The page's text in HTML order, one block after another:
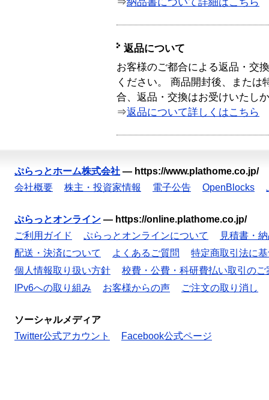
返品について
お客様のご都合による返品・交
ください。 商品開封後、または
合、返品・交換はお受けいたし
⇒返品について詳しくはこちら
ぷらっとホーム株式会社 — https://www.plathome.co.jp/
会社概要
株主・投資家情報 電子公告 OpenBlocks
ぷらっとオンライン — https://online.plathome.co.jp/
ご利用ガイド
ぷらっとオンラインについて
見積書・
配送・決済について
よくあるご質問
特定商取引法に
個人情報取り扱い方針
校費・公費・科研費払い取引のご
IPv6への取り組み
お客様からの声 ご注文の取り消し
ソーシャルメディア
Twitter公式アカウント
Facebook公式ページ